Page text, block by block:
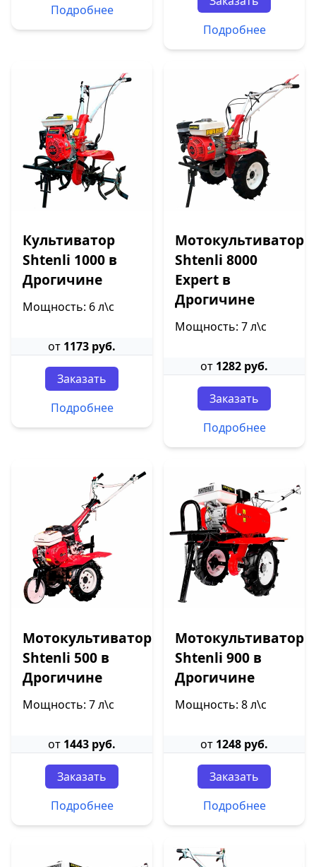
Подробнее
Подробнее
Культиватор
Shtenli 1000 в
Дрогичине
Мощность: 6 л\с
от 1173 руб.
Заказать
Подробнее
Мотокультиватор
Shtenli 8000
Expert в
Дрогичине
Мощность: 7 л\с
от 1282 руб.
Заказать
Подробнее
Мотокультиватор
Shtenli 500 в
Дрогичине
Мощность: 7 л\с
от 1443 руб.
Заказать
Подробнее
Мотокультиватор
Shtenli 900 в
Дрогичине
Мощность: 8 л\с
от 1248 руб.
Заказать
Подробнее